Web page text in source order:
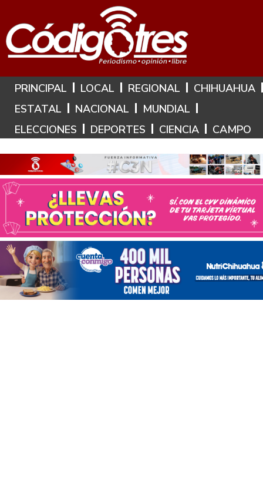
Hoy es: 7 de Agosto de 2026
PRINCIPAL LOCAL REGIONAL
CHIHUAHUA
ESTATAL
NACIONAL
MUNDIAL
ELECCIONES
DEPORTES CIENCIA CAMPO